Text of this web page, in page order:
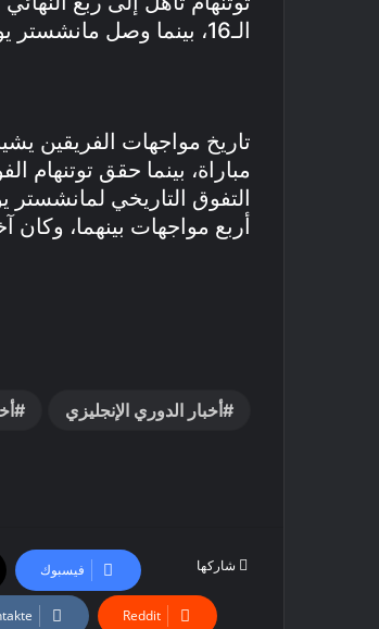
الـ16، بينما وصل مانشستر يونايتد بعد الفوز على ليستر سيتي 5-2 في نفس الدور.
التفوق التاريخي لمانشستر
أربع مواجهات بينهما، وكان آخر انتصار له في 2022
أخبار الدوري الإنجليزي
شاركها فيسبوك